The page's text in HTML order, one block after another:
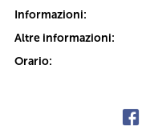
Informazioni:
Altre informazioni:
Orario: